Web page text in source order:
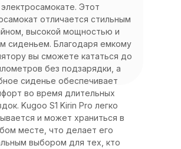
электросамокате. Этот
отличается стильным
высокой мощностью и
сиденьем. Благодаря емкому
вы сможете кататься до
без подзарядки, а
сиденье обеспечивает
во время длительных
Kugoo S1 Kirin Pro легко
и может храниться в
месте, что делает его
выбором для тех, кто